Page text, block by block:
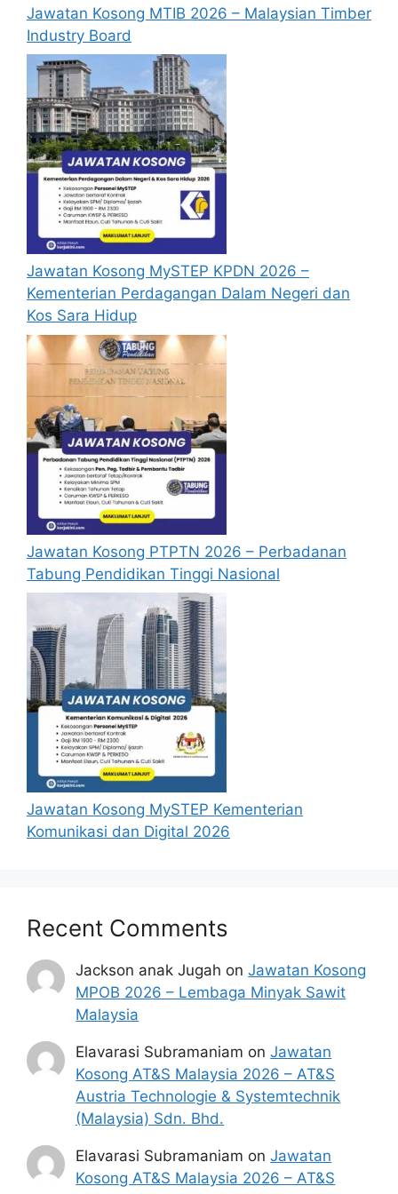
kemaskini maklumat anda yang telah
didaftarkan. Permohonan yang tidak
menerima sebarang jawapan selepas
bulandari tarikh iklan ditutup hendaklah
menganggap permohonan mereka tidak
berjaya.
Mohon Online
Jawatan Kosong MTIB 2026 – Malaysian Timber
Industry Board
Jawatan Kosong MySTEP KPDN 2026 –
Kementerian Perdagangan Dalam Negeri dan
Kos Sara Hidup
Jawatan Kosong PTPTN 2026 – Perbadanan
Tabung Pendidikan Tinggi Nasional
Jawatan Kosong MySTEP Kementerian
Komunikasi dan Digital 2026
Recent Comments
Jackson anak Jugah onJawatan Kosong
MPOB 2026 – Lembaga Minyak Sawit
Malaysia
Elavarasi Subramaniam onJawatan
Kosong AT&S Malaysia 2026 – AT&S
Austria Technologie & Systemtechnik
(Malaysia) Sdn. Bhd.
Elavarasi Subramaniam onJawatan
Kosong AT&S Malaysia 2026 – AT&S